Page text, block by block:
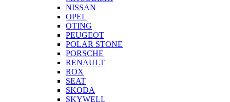
NISSAN
OPEL
OTING
PEUGEOT
POLAR STONE
PORSCHE
RENAULT
ROX
SEAT
SKODA
SKYWELL